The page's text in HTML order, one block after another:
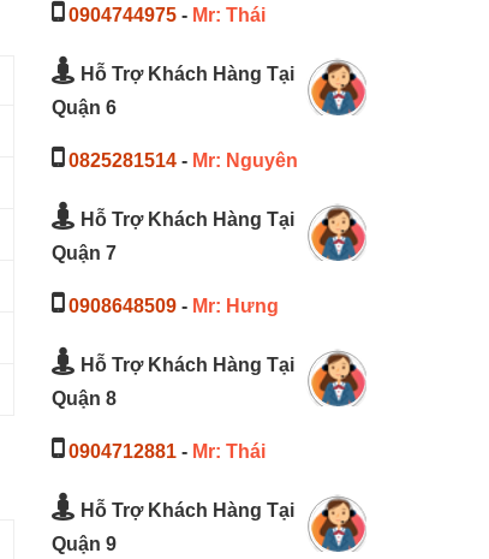
0904744975- Mr: Thái
Hỗ Trợ Khách Hàng Tại
Quận 6
0825281514- Mr: Nguyên
Hỗ Trợ Khách Hàng Tại
Quận 7
0908648509- Mr: Hưng
Hỗ Trợ Khách Hàng Tại
Quận 8
0904712881- Mr: Thái
Hỗ Trợ Khách Hàng Tại
Quận 9